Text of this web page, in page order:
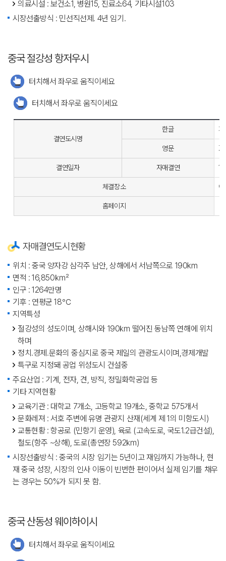
의료시설 : 보건소1, 병원15, 진료소64, 기타시설103
시장선출방식 : 민선직선제. 4년 임기.
중국 절강성 항저우시
터치해서 좌우로 움직이세요
터치해서 좌우로 움직이세요
결연도시명
한글 저
영문
결연일자 자매결연
체결장소 여
홈페이지
자매결연도시현황
위치 : 중국 양자강 삼각주 남안, 상해에서 서남쪽으로 190km
면적 : 16,850㎢
인구 : 1264만명
기후 : 연평균 18℃
지역특성
절강성의 성도이며, 상해시와 190㎞ 떨어진 동남쪽 연해에 위치
하며
정치.경제.문화의 중심지로 중국 제일의 관광도시이며,경제개발
특구로 지정돼 공업 위성도시 건설중
주요산업 : 기계, 전자, 견, 방직, 정밀화학공업 등
기타 지역현황
교육기관 : 대학교 7개소, 고등학교 19개소, 중학교 575개서
문화레져 : 서호 주변에 유명 관광지 산재(세계 제 1의 미항도시)
교통현황 : 항공로 (민항기 운영), 육로 (고속도로, 국도1.2급건설),
철도(항주 ~상해), 도로(총연장 592㎞)
시장선출방식 : 중국의 시장 임기는 5년이고 재임까지 가능하나, 현
재 중국 성장, 시장의 인사 이동이 빈번한 편이어서 실제 임기를 채우
는 경우는 50%가 되지 못 함.
중국 산동성 웨이하이시
터치해서 좌우로 움직이세요